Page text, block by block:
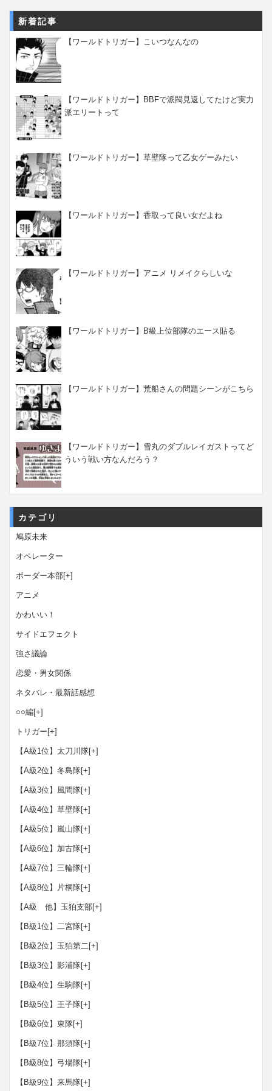
新着記事
【ワールドトリガー】こいつなんなの
【ワールドトリガー】BBFで派閥見返してたけど実力
派エリートって
【ワールドトリガー】草壁隊って乙女ゲーみたい
【ワールドトリガー】香取って良い女だよね
【ワールドトリガー】アニメ リメイクらしいな
【ワールドトリガー】B級上位部隊のエース貼る
【ワールドトリガー】荒船さんの問題シーンがこちら
【ワールドトリガー】雪丸のダブルレイガストってど
ういう戦い方なんだろう？
カテゴリ
鳩原未来
オペレーター
ボーダー本部[+]
アニメ
かわいい！
サイドエフェクト
強さ議論
恋愛・男女関係
ネタバレ・最新話感想
○○編[+]
トリガー [+]
【A級1位】太刀川隊[+]
【A級2位】冬島隊[+]
【A級3位】風間隊[+]
【A級4位】草壁隊[+]
【A級5位】嵐山隊[+]
【A級6位】加古隊[+]
【A級7位】三輪隊[+]
【A級8位】片桐隊[+]
【A級 他】玉狛支部[+]
【B級1位】二宮隊[+]
【B級2位】玉狛第二[+]
【B級3位】影浦隊[+]
【B級4位】生駒隊[+]
【B級5位】王子隊[+]
【B級6位】東隊[+]
【B級7位】那須隊[+]
【B級8位】弓場隊[+]
【B級9位】来馬隊[+]